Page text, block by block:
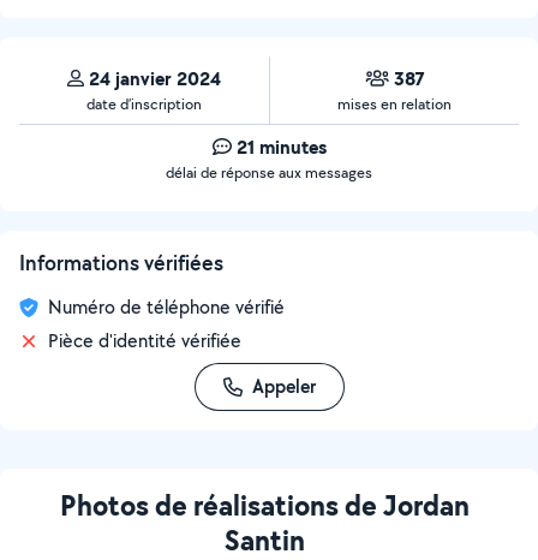
24 janvier 2024
date d’inscription
387
mises en relation
21 minutes
délai de réponse aux messages
Informations vérifiées
Numéro de téléphone vérifié
Pièce d'identité vérifiée
Appeler
Photos de réalisations de Jordan
Santin